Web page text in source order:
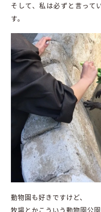
そして、私は必ずと言って
す。
動物園も好きですけど、
牧場とかこういう動物園公